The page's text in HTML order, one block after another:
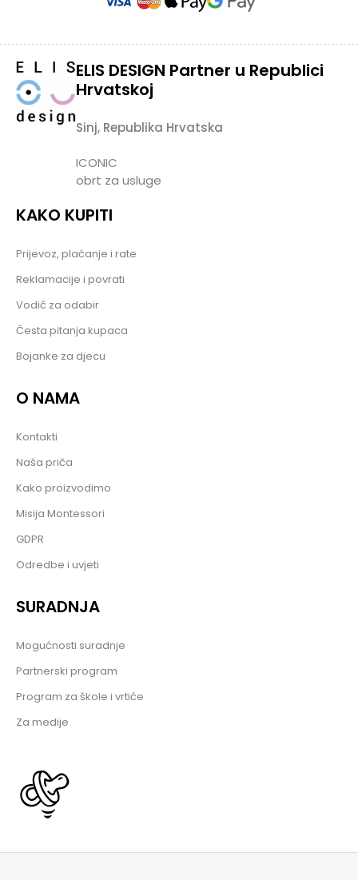
ELIS DESIGN Partner u Republici
Hrvatskoj
Sinj, Republika Hrvatska
ICONIC
obrt za usluge
KAKO KUPITI
Prijevoz, plaćanje i rate
Reklamacije i povrati
Vodič za odabir
Česta pitanja kupaca
Bojanke za djecu
O NAMA
Kontakti
Naša priča
Kako proizvodimo
Misija Montessori
GDPR
Odredbe i uvjeti
SURADNJA
Mogućnosti suradnje
Partnerski program
Program za škole i vrtiće
Za medije